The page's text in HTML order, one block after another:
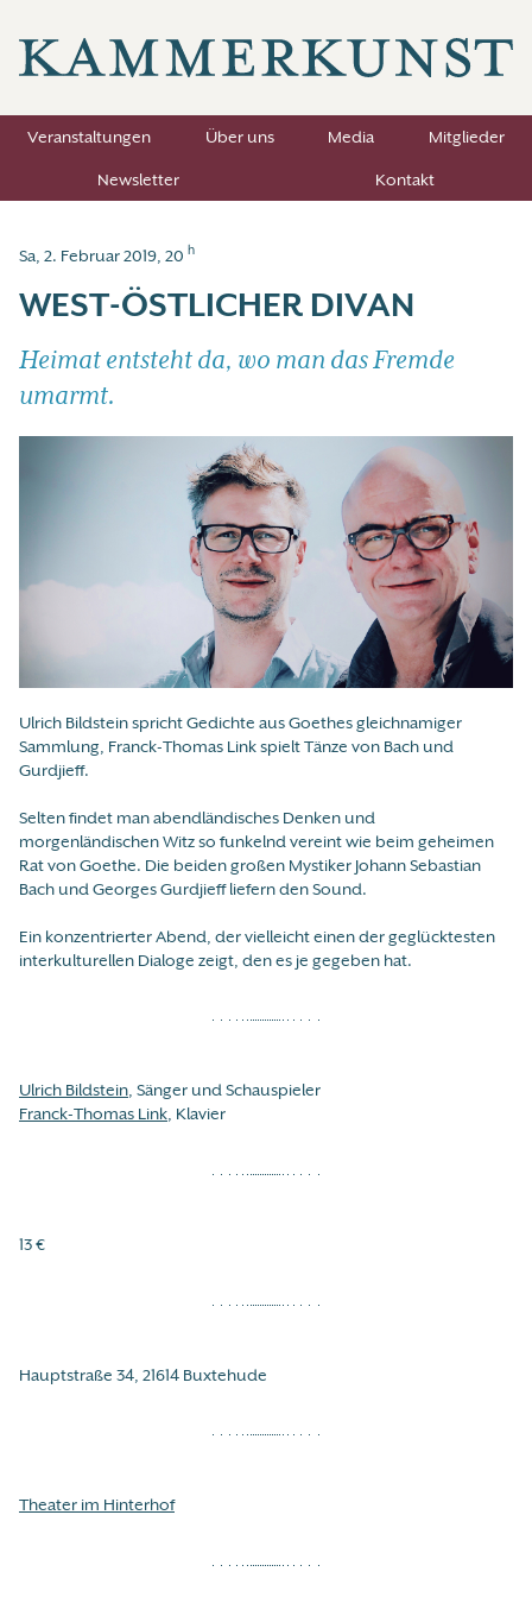
Veranstaltungen Über uns Media
Mitglieder
Newsletter
Kontakt
Sa, 2. Februar 2019, 20 h
WEST-ÖSTLICHER DIVAN
Heimat entsteht da, wo man das Fremde
umarmt.
Ulrich Bildstein spricht Gedichte aus Goethes gleichnamiger
Sammlung, Franck-Thomas Link spielt Tänze von Bach und
Gurdjieff.
Selten findet man abendländisches Denken und
morgenländischen Witz so funkelnd vereint wie beim geheimen
Rat von Goethe. Die beiden großen Mystiker Johann Sebastian
Bach und Georges Gurdjieff liefern den Sound.
Ein konzentrierter Abend, der vielleicht einen der geglücktesten
interkulturellen Dialoge zeigt, den es je gegeben hat.
Ulrich Bildstein, Sänger und Schauspieler
Franck-Thomas Link, Klavier
13 €
Hauptstraße 34, 21614 Buxtehude
Theater im Hinterhof